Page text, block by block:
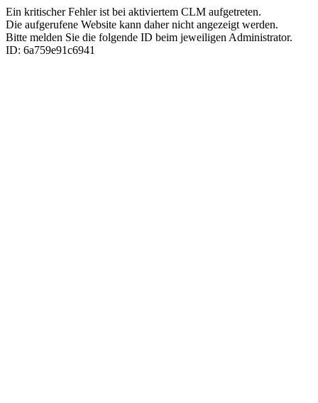
Ein kritischer Fehler ist bei aktiviertem CLM aufgetreten.
Die aufgerufene Website kann daher nicht angezeigt werden.
Bitte melden Sie die folgende ID beim jeweiligen Administrator.
ID: 6a759e91c6941